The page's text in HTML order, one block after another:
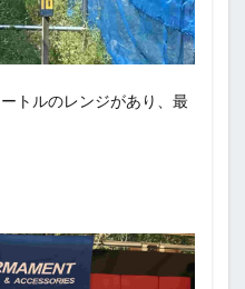
トルのレンジがあり、最